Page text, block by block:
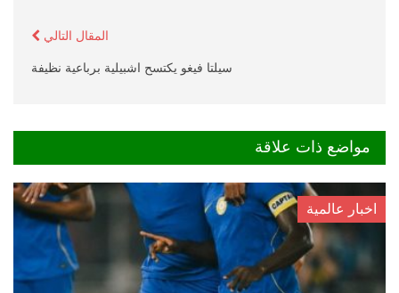
المقال التالي
سيلتا فيغو يكتسح اشبيلية برباعية نظيفة
مواضع ذات علاقة
اخبار عالمية